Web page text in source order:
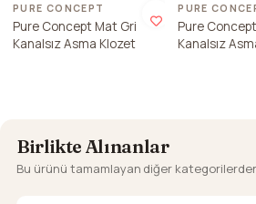
PURE CONCEPT
Pure Concept Mat Gri
Kanalsız Asma Klozet
PURE
Pure
Kanalsız
Birlikte Alınanlar
Bu ürünü tamamlayan diğer